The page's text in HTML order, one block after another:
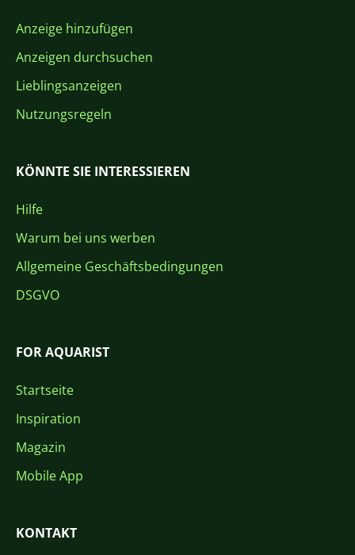
Anzeige hinzufügen
Anzeigen durchsuchen
Lieblingsanzeigen
Nutzungsregeln
KÖNNTE SIE INTERESSIEREN
Hilfe
Warum bei uns werben
Allgemeine Geschäftsbedingungen
DSGVO
FOR AQUARIST
Startseite
Inspiration
Magazin
Mobile App
KONTAKT